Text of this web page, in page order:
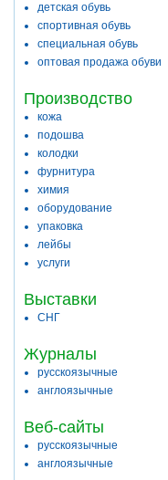
детская обувь
спортивная обувь
специальная обувь
оптовая продажа обуви
Производство
кожа
подошва
колодки
фурнитура
химия
оборудование
упаковка
лейбы
услуги
Выставки
СНГ
Журналы
русскоязычные
англоязычные
Веб-сайты
русскоязычные
англоязычные